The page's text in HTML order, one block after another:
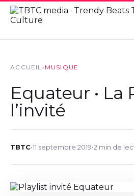
ACCUEIL› MUSIQUE
Equateur • La
l’invité
TBTC•11 septembre 2019•2 min de